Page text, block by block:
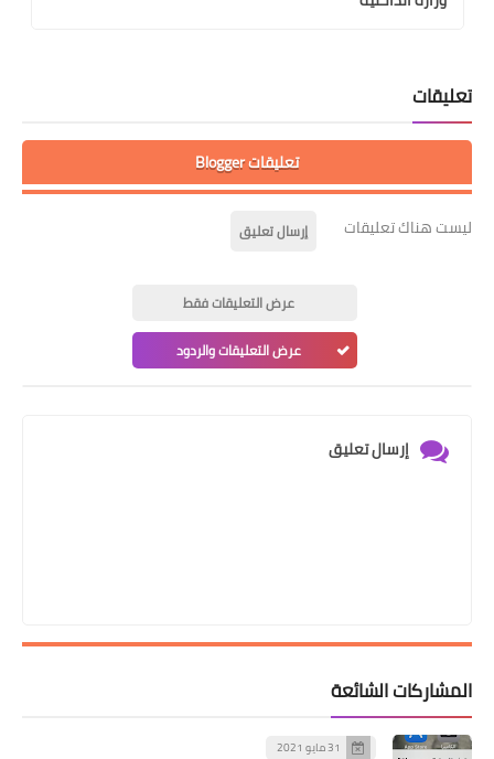
تعليقات
تعليقات Blogger
ليست هناك تعليقات إرسال تعليق
عرض التعليقات فقط
عرض التعليقات والردود
إرسال تعليق
المشاركات الشائعة
31 مايو 2021